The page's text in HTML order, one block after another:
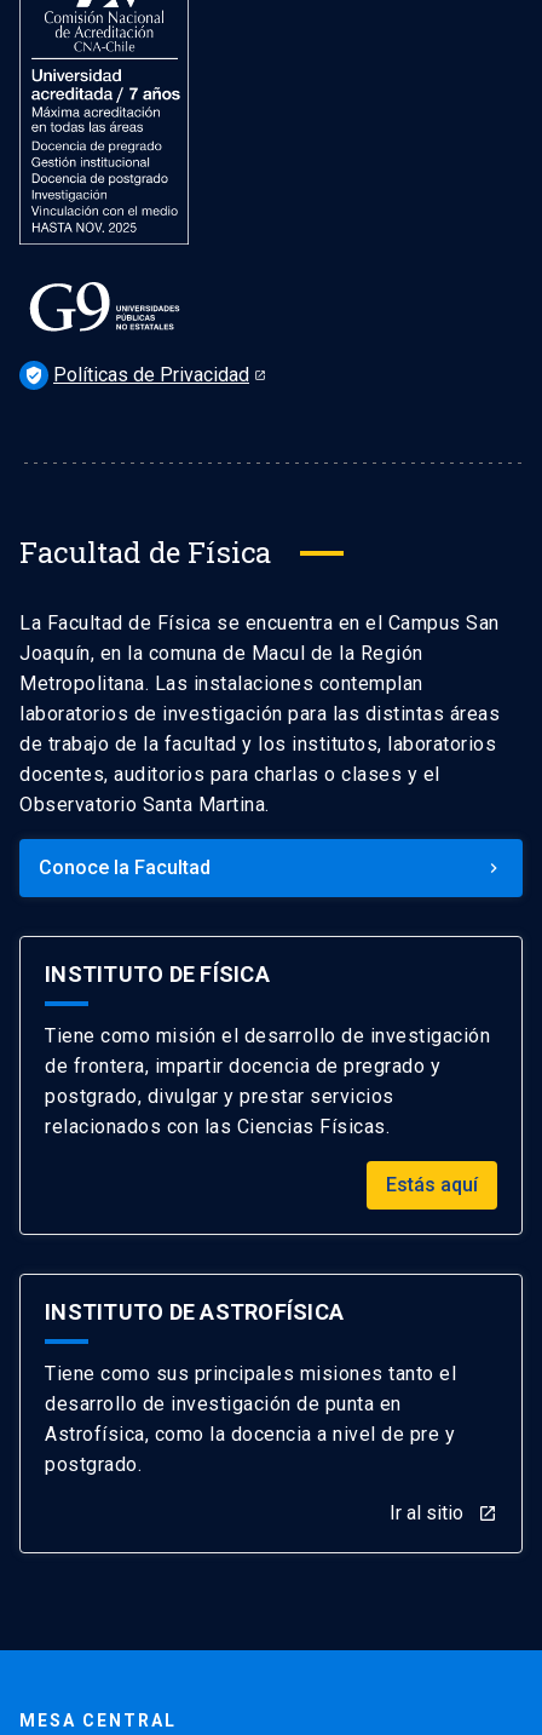
Vida Universitaria
Preguntas Frecuentes
verified_user Políticas de Privacidad
Facultad de Física
La Facultad de Física se encuentra en el Campus San
Joaquín, en la comuna de Macul de la Región
Metropolitana. Las instalaciones contemplan
laboratorios de investigación para las distintas áreas
de trabajo de la facultad y los institutos, laboratorios
docentes, auditorios para charlas o clases y el
Observatorio Santa Martina.
Conoce la Facultad keyboard_arrow_right
INSTITUTO DE FÍSICA
Tiene como misión el desarrollo de investigación
de frontera, impartir docencia de pregrado y
postgrado, divulgar y prestar servicios
relacionados con las Ciencias Físicas.
Estás aquí
INSTITUTO DE ASTROFÍSICA
Tiene como sus principales misiones tanto el
desarrollo de investigación de punta en
Astrofísica, como la docencia a nivel de pre y
postgrado.
Ir al sitio launch
MESA CENTRAL